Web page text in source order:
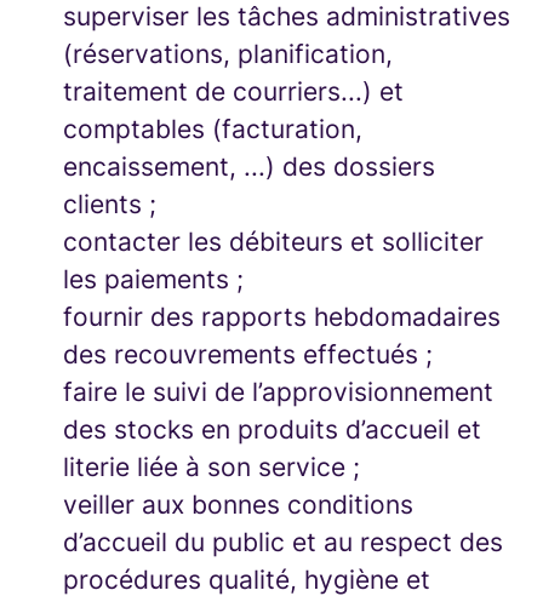
superviser les tâches administratives
(réservations, planification,
traitement de courriers...) et
comptables (facturation,
encaissement, ...) des dossiers
clients ;
contacter les débiteurs et solliciter
les paiements ;
fournir des rapports hebdomadaires
des recouvrements effectués ;
faire le suivi de l’approvisionnement
des stocks en produits d’accueil et
literie liée à son service ;
veiller aux bonnes conditions
d’accueil du public et au respect des
procédures qualité, hygiène et